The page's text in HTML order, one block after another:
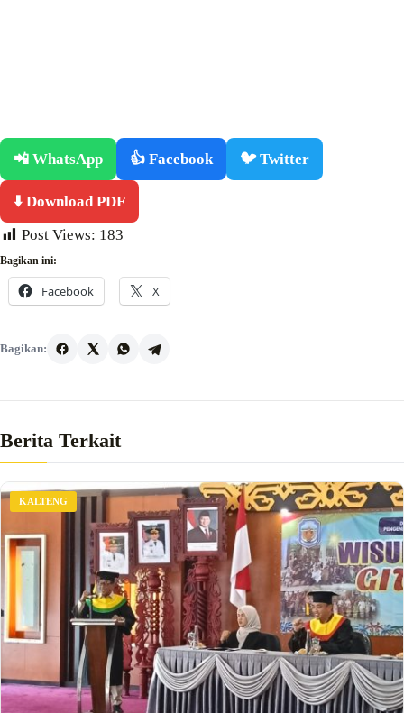
📲 WhatsApp 👍 Facebook 🐦 Twitter
⬇️ Download PDF
Post Views: 183
Bagikan ini:
Facebook X
Bagikan:
Berita Terkait
KALTENG